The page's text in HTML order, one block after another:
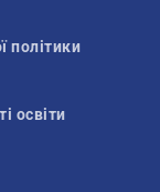
політики
освіти